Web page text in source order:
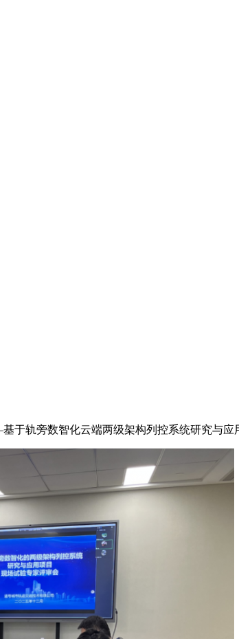
基于轨旁数智化云端两级架构列控系统研究与应